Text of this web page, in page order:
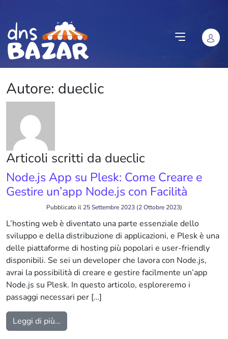
Vai al contenuto
Autore: dueclic
Articoli scritti da dueclic
Node.js App su Plesk: Come Creare e
Gestire un’app Node.js con Facilità
Pubblicato il 25 Settembre 2023(2 Ottobre 2023)
L’hosting web è diventato una parte essenziale dello
sviluppo e della distribuzione di applicazioni, e Plesk è una
delle piattaforme di hosting più popolari e user-friendly
disponibili. Se sei un developer che lavora con Node.js,
avrai la possibilità di creare e gestire facilmente un’app
Node.js su Plesk. In questo articolo, esploreremo i
passaggi necessari per […]
Leggi di più…